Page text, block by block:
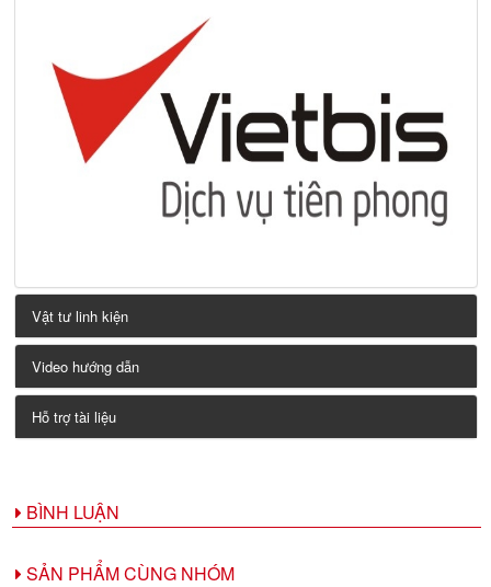
Vật tư linh kiện
Video hướng dẫn
Hỗ trợ tài liệu
BÌNH LUẬN
SẢN PHẨM CÙNG NHÓM